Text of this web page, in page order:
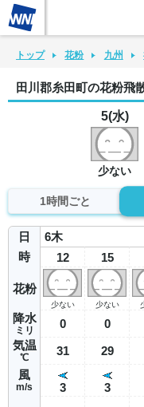
花粉カレンダー 花粉図鑑
トップ 花粉 九州
田川郡糸田町の花粉飛
5(水)
少ない
1時間ごと
日
時
花粉
降水
ミリ
気温
℃
風
m/s
6木
12
少ない
0
31
3
15
少ない
0
29
3